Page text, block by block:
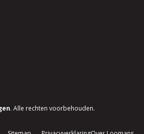
. Alle rechten voorbehouden.